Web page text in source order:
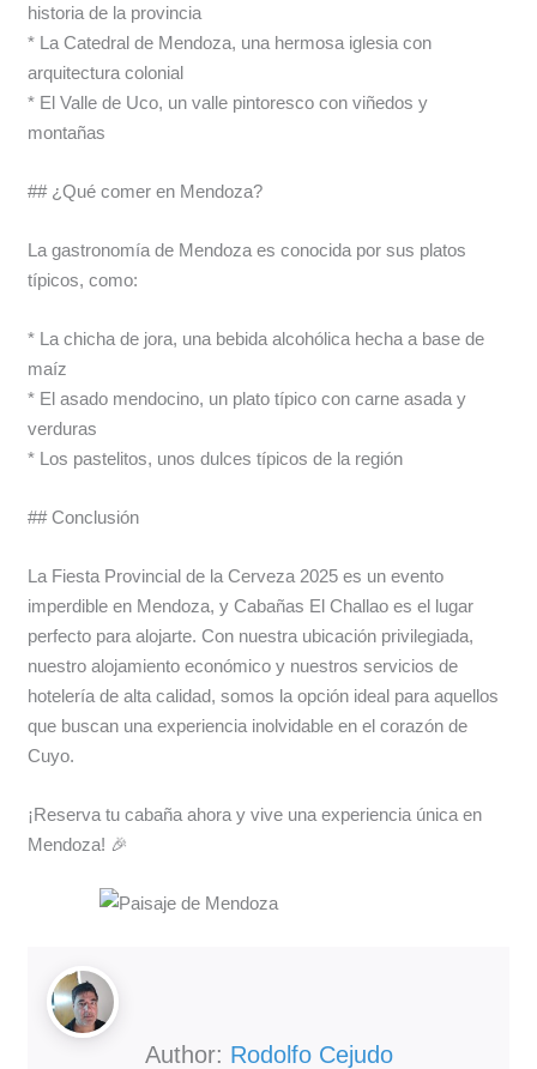
historia de la provincia
* La Catedral de Mendoza, una hermosa iglesia con
arquitectura colonial
* El Valle de Uco, un valle pintoresco con viñedos y
montañas
## ¿Qué comer en Mendoza?
La gastronomía de Mendoza es conocida por sus platos
típicos, como:
* La chicha de jora, una bebida alcohólica hecha a base de
maíz
* El asado mendocino, un plato típico con carne asada y
verduras
* Los pastelitos, unos dulces típicos de la región
## Conclusión
La Fiesta Provincial de la Cerveza 2025 es un evento
imperdible en Mendoza, y Cabañas El Challao es el lugar
perfecto para alojarte. Con nuestra ubicación privilegiada,
nuestro alojamiento económico y nuestros servicios de
hotelería de alta calidad, somos la opción ideal para aquellos
que buscan una experiencia inolvidable en el corazón de
Cuyo.
¡Reserva tu cabaña ahora y vive una experiencia única en
Mendoza! 🎉
Author: Rodolfo Cejudo